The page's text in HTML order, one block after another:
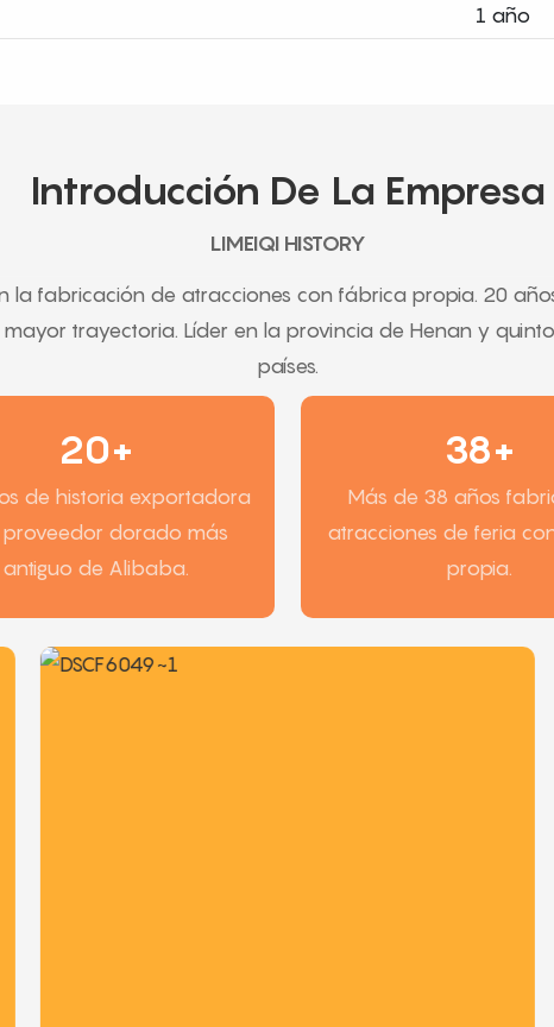
1 año
Introducción De La Empresa
LIMEIQI HISTORY
la fabricación de atracciones con fábrica propia. 20
trayectoria. Líder en la provincia de Henan y
países.
20+
de historia exportadora
proveedor dorado más
antiguo de Alibaba.
38+
Más de 38 años
atracciones de feria
propia.